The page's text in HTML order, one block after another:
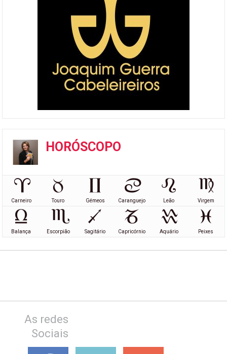
HORÓSCOPO
Carneiro Touro Gémeos Caranguejo Leão Virgem
Balança Escorpião Sagitário Capricórnio Aquário Peixes
As redes
Sociais